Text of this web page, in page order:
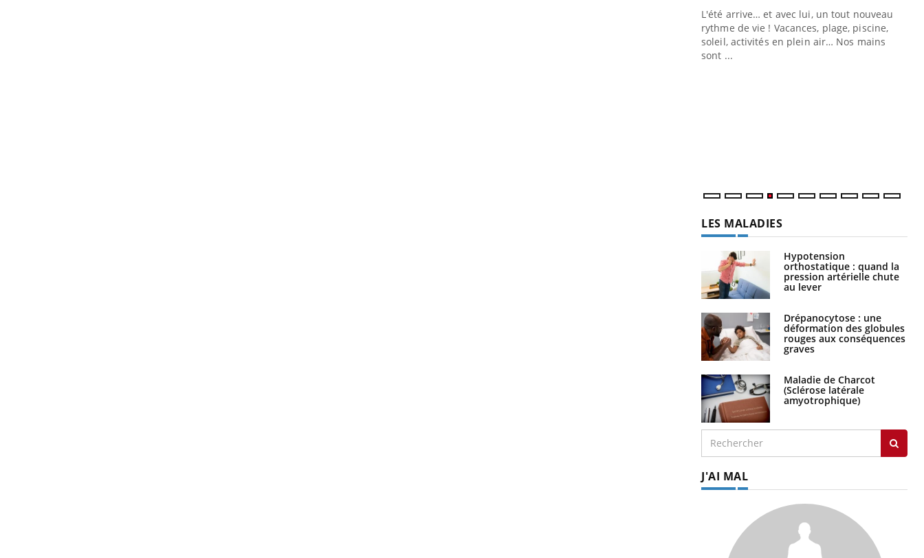
L'été arrive… et avec lui, un tout nouveau
rythme de vie ! Vacances, plage, piscine,
soleil, activités en plein air… Nos mains
sont ...
LES MALADIES
Hypotension
orthostatique : quand la
pression artérielle chute
au lever
Drépanocytose : une
déformation des globules
rouges aux conséquences
graves
Maladie de Charcot
(Sclérose latérale
amyotrophique)
J'AI MAL